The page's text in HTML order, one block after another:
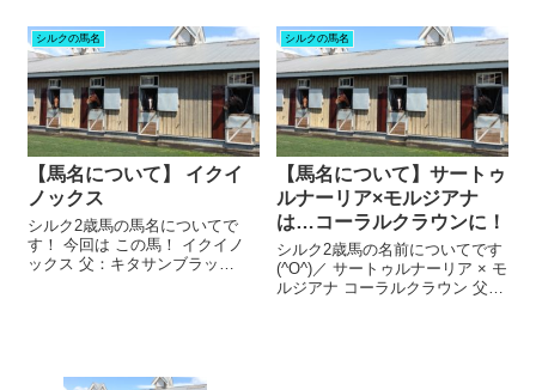
(有)社台レースホース 出走レー
ス：2026年1月24日（土曜日）
小倉6レース スク...
名前を応募した人」しか命名記
念品がもらえませんでした。
が。 今年からは、馬名採用者み
んなが命名記念品をもらえる
よ...
シルクの馬名
【馬名について】 イクイ
ノックス
シルク2歳馬の馬名についてで
す！ 今回は この馬！ イクイノ
ックス 父：キタサンブラッ
だろう...
シルクの馬名
【馬名について】サートゥ
ルナーリア×モルジアナ
は…コーラルクラウンに！
シルク2歳馬の名前についてです
(^O^)／ サートゥルナーリア × モ
ルジアナ コーラルクラウン 父：